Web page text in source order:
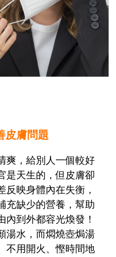
皮膚問題
爽，給別人一個較好
是天生的，但皮膚卻
反映身體內在失衡，
充缺少的營養，幫助
內到外都容光煥發！
湯水，而燜燒壺焗湯
不用開火、慳時間地